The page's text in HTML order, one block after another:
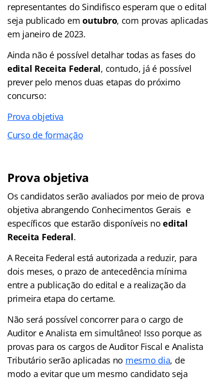
representantes do Sindifisco esperam que o edital
seja publicado em outubro, com provas aplicadas
em janeiro de 2023.
Ainda não é possível detalhar todas as fases do
edital Receita Federal, contudo, já é possível
prever pelo menos duas etapas do próximo
concurso:
Prova objetiva
Curso de formação
Prova objetiva
Os candidatos serão avaliados por meio de prova
objetiva abrangendo Conhecimentos Gerais e
específicos que estarão disponíveis noedital
Receita Federal.
A Receita Federal está autorizada a reduzir, para
dois meses, o prazo de antecedência mínima
entre a publicação do edital e a realização da
primeira etapa do certame.
Não será possível concorrer para o cargo de
Auditor e Analista em simultâneo! Isso porque as
provas para os cargos de Auditor Fiscal e Analista
Tributário serão aplicadas no mesmo dia, de
modo a evitar que um mesmo candidato seja